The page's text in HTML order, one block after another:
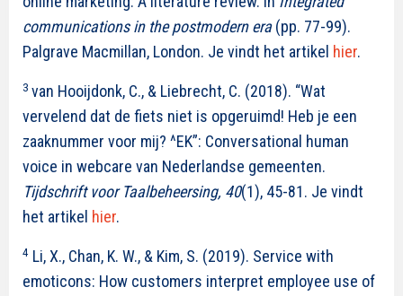
communications in the postmodern era(pp. 77-99).
Palgrave Macmillan, London. Je vindt het artikel hier.
3 van Hooijdonk, C., & Liebrecht, C. (2018). “Wat
vervelend dat de fiets niet is opgeruimd! Heb je een
zaaknummer voor mij? ^EK”: Conversational human
voice in webcare van Nederlandse gemeenten.
Tijdschrift voor Taalbeheersing, 40(1), 45-81. Je vindt
het artikel hier.
4 Li, X., Chan, K. W., & Kim, S. (2019). Service with
emoticons: How customers interpret employee use of